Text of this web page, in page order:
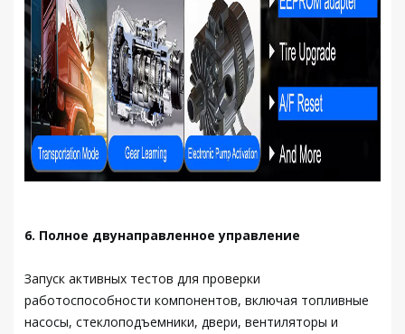
6. Полное двунаправленное управление
Запуск активных тестов для проверки
работоспособности компонентов, включая топливные
насосы, стеклоподъемники, двери, вентиляторы и